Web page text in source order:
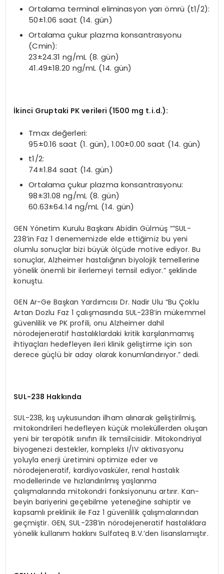
Ortalama terminal eliminasyon yarı ömrü (t1/2):
50±1.06 saat (14. gün)
Ortalama çukur plazma konsantrasyonu
(Cmin):
23±24.31 ng/mL (8. gün)
41.49±18.20 ng/mL (14. gün)
İkinci Gruptaki PK verileri (1500 mg t.i.d.):
Tmax değerleri:
95±0.16 saat (1. gün), 1.00±0.00 saat (14. gün)
t1/2:
74±1.84 saat (14. gün)
Ortalama çukur plazma konsantrasyonu:
98±31.08 ng/mL (8. gün)
60.63±64.14 ng/mL (14. gün)
GEN Yönetim Kurulu Başkanı Abidin Gülmüş “”SUL-
238’in Faz 1 denememizde elde ettiğimiz bu yeni
olumlu sonuçlar bizi büyük ölçüde motive ediyor. Bu
sonuçlar, Alzheimer hastalığının biyolojik temellerine
yönelik önemli bir ilerlemeyi temsil ediyor.” şeklinde
konuştu.
GEN Ar-Ge Başkan Yardımcısı Dr. Nadir Ulu “Bu Çoklu
Artan Dozlu Faz 1 çalışmasında SUL-238’in mükemmel
güvenlilik ve PK profili, onu Alzheimer dahil
nörodejeneratif hastalıklardaki kritik karşılanmamış
ihtiyaçları hedefleyen ileri klinik geliştirme için son
derece güçlü bir aday olarak konumlandırıyor.” dedi.
SUL-238 Hakkında
SUL-238, kış uykusundan ilham alınarak geliştirilmiş,
mitokondrileri hedefleyen küçük moleküllerden oluşan
yeni bir terapötik sınıfın ilk temsilcisidir. Mitokondriyal
biyogenezi destekler, kompleks I/IV aktivasyonu
yoluyla enerji üretimini optimize eder ve
nörodejeneratif, kardiyovasküler, renal hastalık
modellerinde ve hızlandırılmış yaşlanma
çalışmalarında mitokondri fonksiyonunu artırır. Kan-
beyin bariyerini geçebilme yeteneğine sahiptir ve
kapsamlı preklinik ile Faz 1 güvenlilik çalışmalarından
geçmiştir. GEN, SUL-238’in nörodejeneratif hastalıklara
yönelik kullanım hakkını Sulfateq B.V.’den lisanslamıştır.